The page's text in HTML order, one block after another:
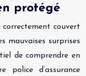
protégé
correctement couvert
mauvaises surprises
de comprendre en
d’assurance